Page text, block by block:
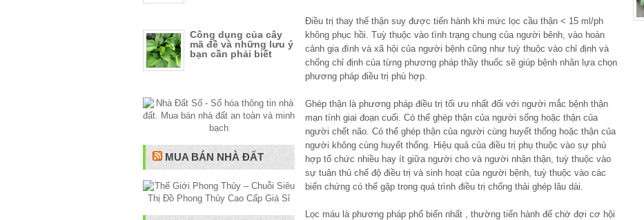
Điều trị thay thế thận suy được tiến hành khi mức lọc cầu thận < 15 ml/ph
không phục hồi. Tuỳ thuộc vào tình trạng chung của người bênh, vào hoàn
cảnh gia đình và xã hội của người bệnh cũng như tuỳ thuộc vào chỉ định và
chống chỉ định của từng phương pháp thầy thuốc sẽ giúp bệnh nhân lựa chọn
phương pháp điều trị phù hợp.
Ghép thận là phương pháp điều trị tối ưu nhất đối với người mắc bệnh thận
mạn tính giai đoạn cuối. Có thể ghép thận của người sống hoặc thận của
người chết não. Có thể ghép thận của người cùng huyết thống hoặc thận của
người không cùng huyết thống. Hiệu quả của điều trị phụ thuộc vào sự phù
hợp tổ chức nhiều hay ít giữa người cho và người nhận thận, tuỳ thuộc vào
sự tuân thủ chế độ điều trị và sinh hoạt của người bệnh, tuỳ thuộc vào các
biến chứng có thể gặp trong quá trình điều trị chống thải ghép lâu dài.
Lọc máu là phương pháp phổ biến nhất , thường tiến hành để chờ đợi cơ hội
Công dụng của cây
mã đề và những lưu ý
bạn cần phải biết
MUA BÁN NHÀ ĐẤT